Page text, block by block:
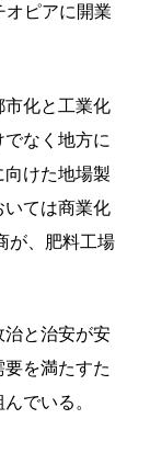
オピアに開業
市化と工業化
なく地方に
けた地場製
ては商業化
が、肥料工場
と治安が安
を満たすた
でいる。